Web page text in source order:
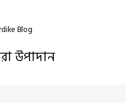
Blog
উপাদান